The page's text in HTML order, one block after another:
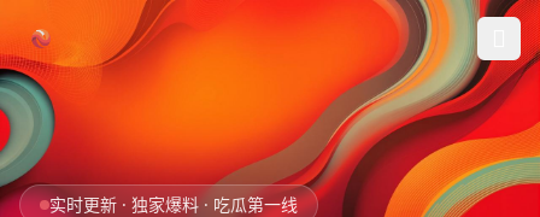
首页
实时更新 · 独家爆料 · 吃瓜第一线